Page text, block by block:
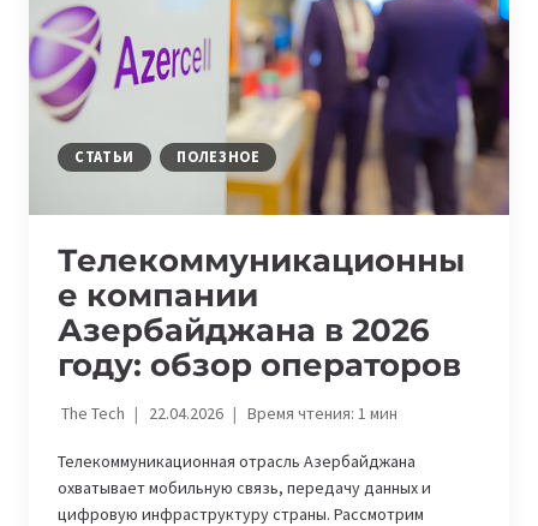
СТАТЬИ ПОЛЕЗНОЕ
Телекоммуникационны
е компании
Азербайджана в 2026
году: обзор операторов
The Tech 22.04.2026 Время чтения: 1мин
Телекоммуникационная отрасль Азербайджана
охватывает мобильную связь, передачу данных и
цифровую инфраструктуру страны. Рассмотрим